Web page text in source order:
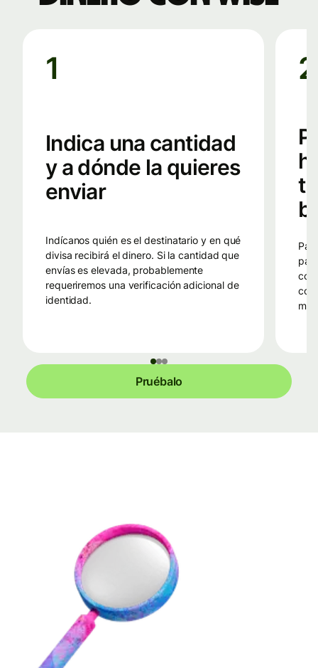
1
Indica una cantidad
y a dónde la quieres
enviar
Indícanos quién es el destinatario y en qué
divisa recibirá el dinero. Si la cantidad que
envías es elevada, probablemente
requeriremos una verificación adicional de
identidad.
2
Paga a la cuenta bancaria de Wise del
Pruébalo